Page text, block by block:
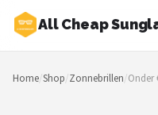
All Cheap
Zoeken
NAVIGATIE
Home/Shop/Zonnebrillen/Onder